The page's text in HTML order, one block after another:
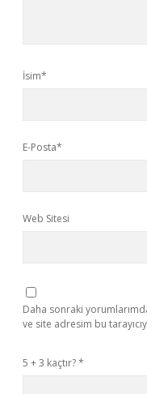
İsim*
E-Posta*
Web Sitesi
Daha sonraki
ve site adresim bu
5 + 3 kaçtır?*